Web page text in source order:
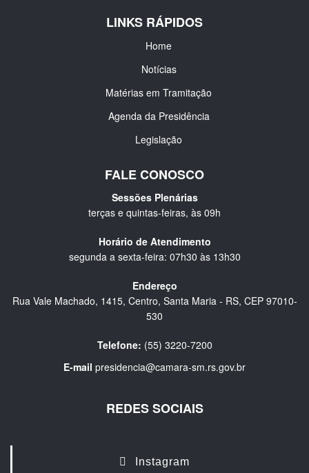
LINKS RÁPIDOS
Home
Notícias
Matérias em Tramitação
Agenda da Presidência
Legislação
FALE CONOSCO
Sessões Plenárias
terças e quintas-feiras, às 09h
Horário de Atendimento
segunda a sexta-feira: 07h30 às 13h30
Endereço
Rua Vale Machado, 1415, Centro, Santa Maria - RS, CEP 97010-
530
Telefone: (55) 3220-7200
E-mail presidencia@camara-sm.rs.gov.br
REDES SOCIAIS
Instagram